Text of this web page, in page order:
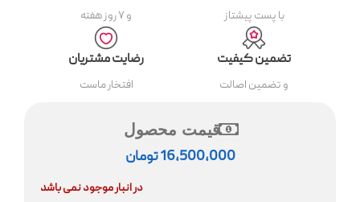
با پست پیشتاز و ۷ روز هفته
تضمین کیفیت
و تضمین اصالت
رضایت مشتریان
افتخار ماست
قیمت محصول
16,500,000تومان
در انبار موجود نمی باشد